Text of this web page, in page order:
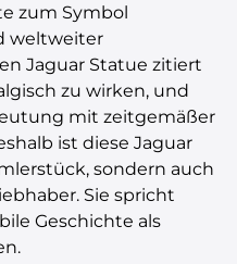
zum Symbol
weltweiter
Jaguar Statue zitiert
zu wirken, und
mit zeitgemäßer
ist diese Jaguar
sondern auch
Sie spricht
Geschichte als